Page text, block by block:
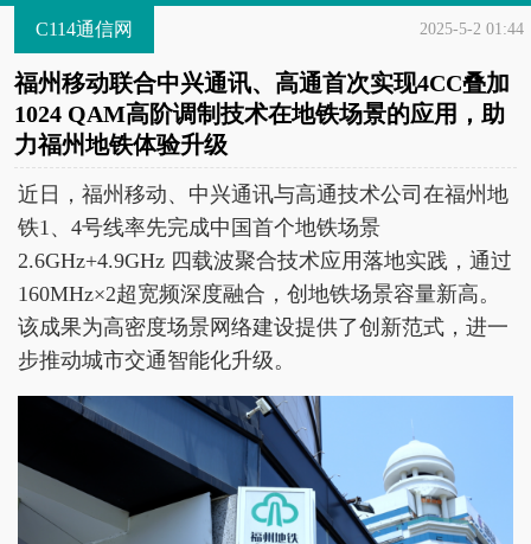
C114通信网 2025-5-2 01:44
福州移动联合中兴通讯、高通首次实现4CC叠加
1024 QAM高阶调制技术在地铁场景的应用，助
力福州地铁体验升级
近日，福州移动、中兴通讯与高通技术公司在福州地
铁1、4号线率先完成中国首个地铁场景
2.6GHz+4.9GHz 四载波聚合技术应用落地实践，通过
160MHz×2超宽频深度融合，创地铁场景容量新高。
该成果为高密度场景网络建设提供了创新范式，进一
步推动城市交通智能化升级。